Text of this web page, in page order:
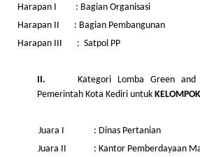
Harapan I : Bagian Organisasi
Harapan II : Bagian Pembangunan
Harapan III : Satpol PP
II. Kategori Lomba Green and
Pemerintah Kota Kediri untuk
Juara I : Dinas Pertanian
Juara II : Kantor Pemberdayaan